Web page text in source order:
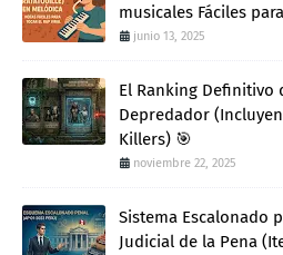
musicales Fáciles
junio 13, 2025
El Ranking Definitivo
Depredador
Killers) 🎯
noviembre 22, 2025
Sistema Escalonado
Judicial de la Pena